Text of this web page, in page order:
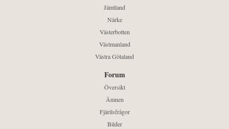
Jämtland
Närke
Västerbotten
Västmanland
Västra Götaland
Forum
Översikt
Ämnen
Fjärilsfrågor
Bilder